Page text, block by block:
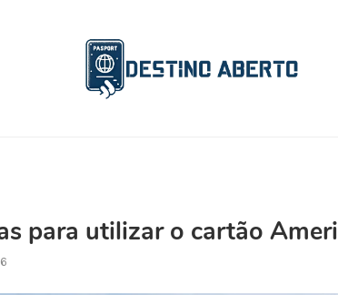
para utilizar o cartão